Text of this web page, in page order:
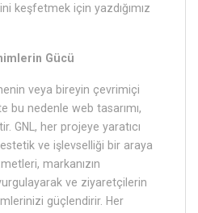
keşfetmek için yazdığımız
Gücü
veya bireyin çevrimiçi
bu nedenle web tasarımı,
GNL, her projeye yaratıcı
ve işlevselliği bir araya
markanızın
ve ziyaretçilerin
güçlendirir. Her